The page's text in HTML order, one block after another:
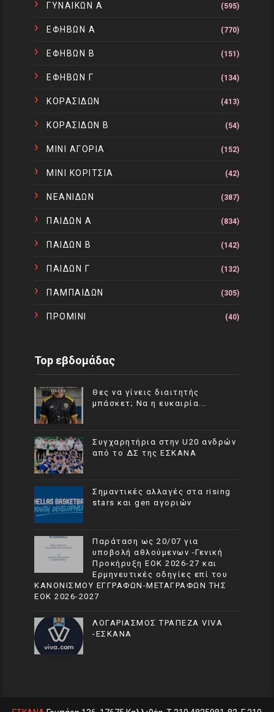
ΓΥΝΑΙΚΩΝ Α (595)
ΕΦΗΒΩΝ Α (770)
ΕΦΗΒΩΝ Β (151)
ΕΦΗΒΩΝ Γ (134)
ΚΟΡΑΣΙΔΩΝ (413)
ΚΟΡΑΣΙΔΩΝ Β (54)
ΜΙΝΙ ΑΓΟΡΙΑ (152)
ΜΙΝΙ ΚΟΡΙΤΣΙΑ (42)
ΝΕΑΝΙΔΩΝ (387)
ΠΑΙΔΩΝ Α (834)
ΠΑΙΔΩΝ Β (142)
ΠΑΙΔΩΝ Γ (132)
ΠΑΜΠΑΙΔΩΝ (305)
ΠΡΟΜΙΝΙ (40)
Top εβδομάδας
Θες να γίνεις διαιτητής
μπάσκετ; Να η ευκαιρία...
Συγχαρητήρια στην U20 ανδρών
από το ΔΣ της ΕΣΚΑΝΑ
Σημαντικές αλλαγές στα rising
stars και gen αγοριών
Παράταση ως 20/07 για
υποβολή αθλούμενων -Γενική
Προκήρυξη ΕΟΚ 2026-27 και
Ερμηνευτικές οδηγίες επί του
ΚΑΝΟΝΙΣΜΟΥ ΕΓΓΡΑΦΩΝ-ΜΕΤΑΓΡΑΦΩΝ ΤΗΣ
ΕΟΚ 2026-2027
ΛΟΓΑΡΙΑΣΜΟΣ ΤΡΑΠΕΖΑ VIVA
-ΕΣΚΑΝΑ